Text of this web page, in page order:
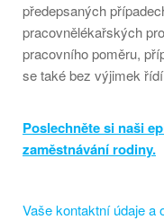
předepsaných
pracovnělékařských
pracovního poměru,
se také bez výjimek
Poslechněte si naši
zaměstnávání rodiny.
Vaše kontaktní údaje a